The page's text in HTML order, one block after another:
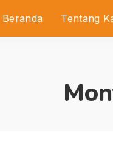
Beranda Tentang